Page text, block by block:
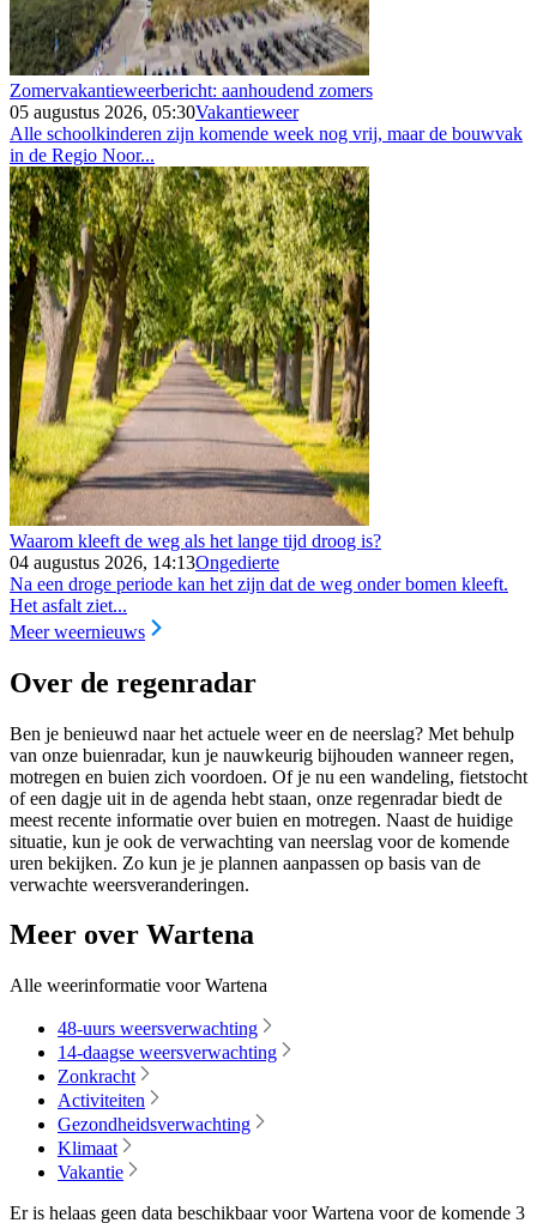
Zomervakantieweerbericht: aanhoudend zomers
05 augustus 2026, 05:30Vakantieweer
Alle schoolkinderen zijn komende week nog vrij, maar de bouwvak
in de Regio Noor...
Waarom kleeft de weg als het lange tijd droog is?
04 augustus 2026, 14:13Ongedierte
Na een droge periode kan het zijn dat de weg onder bomen kleeft.
Het asfalt ziet...
Meer weernieuws
Over de regenradar
Ben je benieuwd naar het actuele weer en de neerslag? Met behulp
van onze buienradar, kun je nauwkeurig bijhouden wanneer regen,
motregen en buien zich voordoen. Of je nu een wandeling, fietstocht
of een dagje uit in de agenda hebt staan, onze regenradar biedt de
meest recente informatie over buien en motregen. Naast de huidige
situatie, kun je ook de verwachting van neerslag voor de komende
uren bekijken. Zo kun je je plannen aanpassen op basis van de
verwachte weersveranderingen.
Meer over Wartena
Alle weerinformatie voor Wartena
48-uurs weersverwachting
14-daagse weersverwachting
Zonkracht
Activiteiten
Gezondheidsverwachting
Klimaat
Vakantie
Er is helaas geen data beschikbaar voor Wartena voor de komende 3